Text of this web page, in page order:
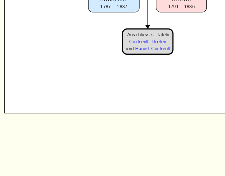
1787 – 1837 1791 – 1836
Anschluss s. Tafeln
Cockerill–Thielen
und Haniel–Cockerill